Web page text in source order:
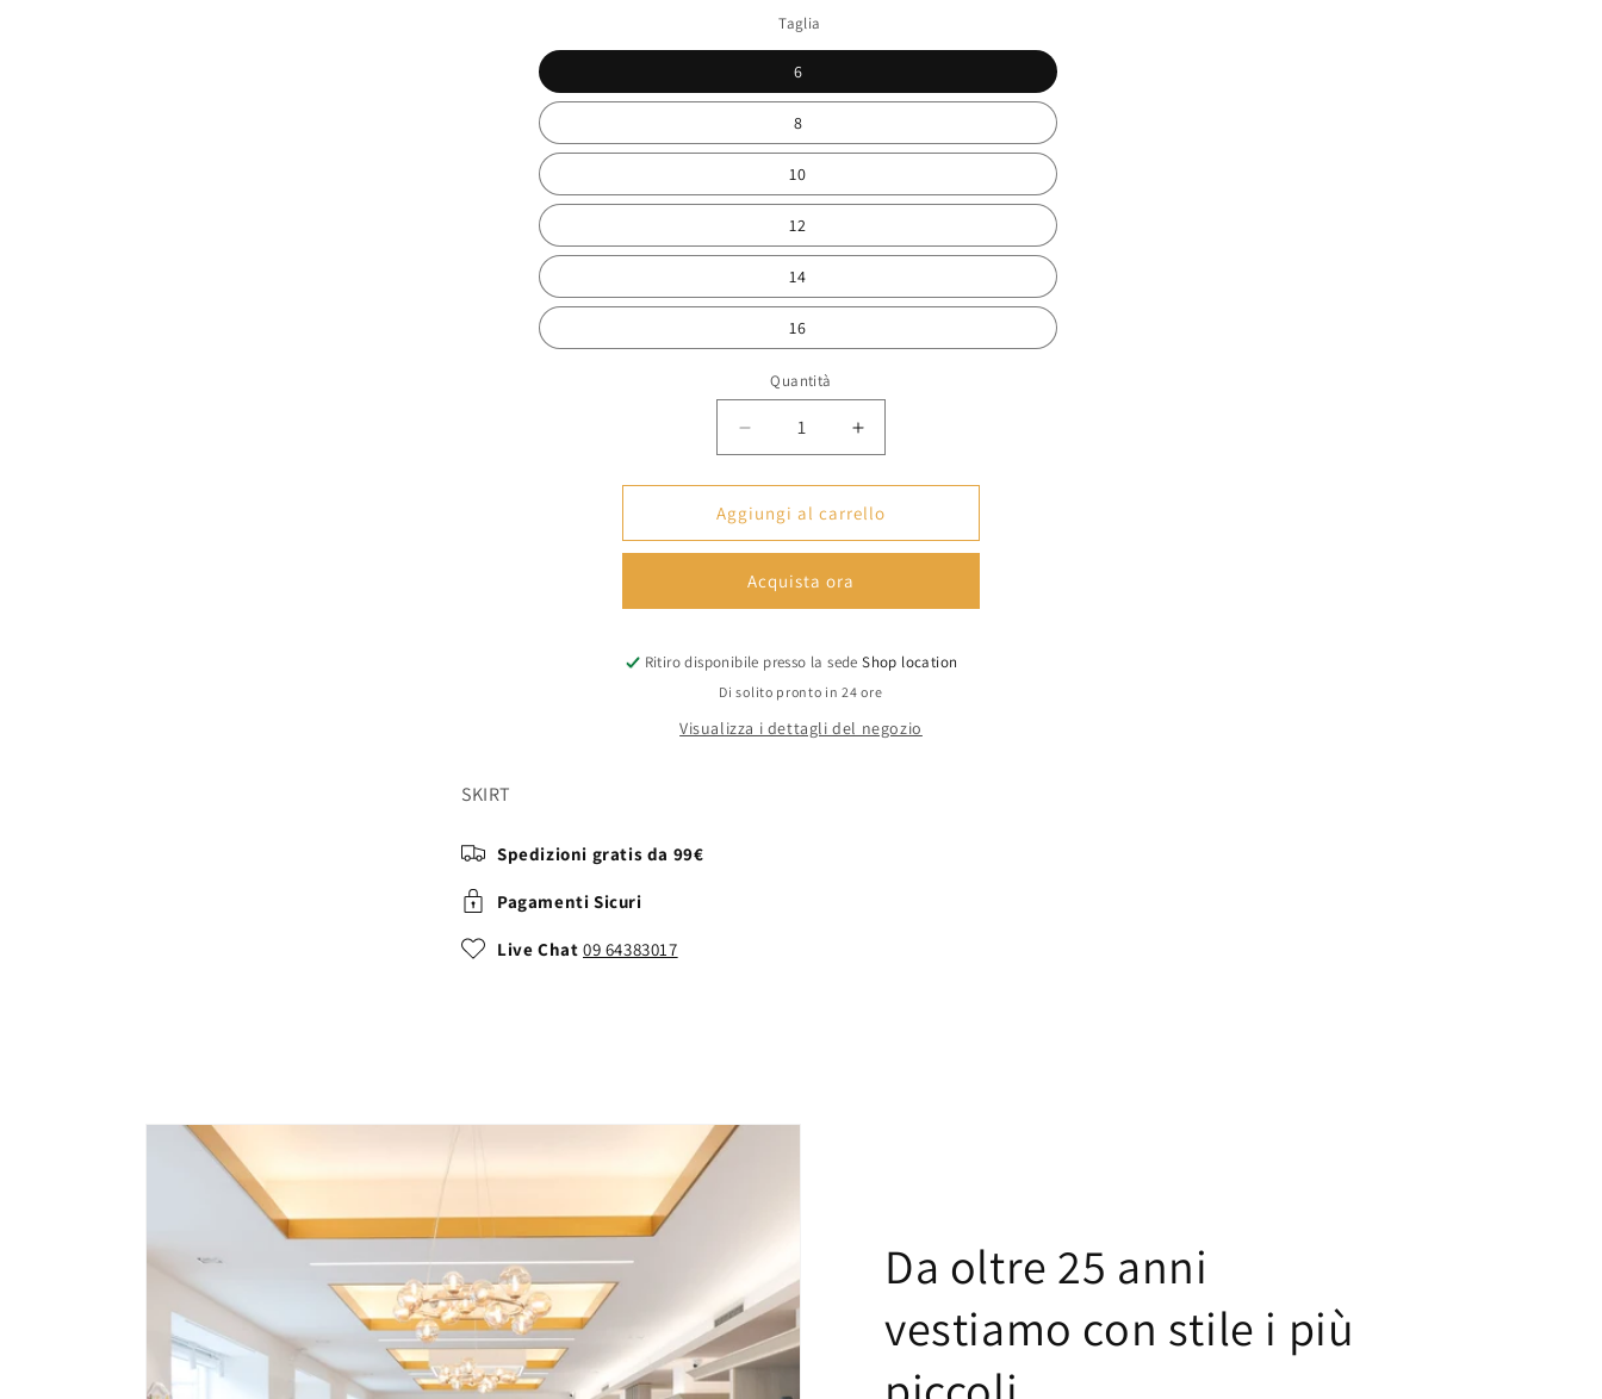
Taglia
6
8
10
12
14
16
Quantità
Diminuisci
quantità
per
GW7A64
-
-
Etro
Aumenta
quantità
per
GW7A64
-
Etro
Aggiungi al carrello
Acquista ora
Ritiro disponibile presso la sedeShop location
Di solito pronto in 24 ore
Visualizza i dettagli del negozio
SKIRT
Spedizioni gratis da 99€
Pagamenti Sicuri
Live Chat 09 64383017
Da oltre 25 anni
vestiamo con stile i più